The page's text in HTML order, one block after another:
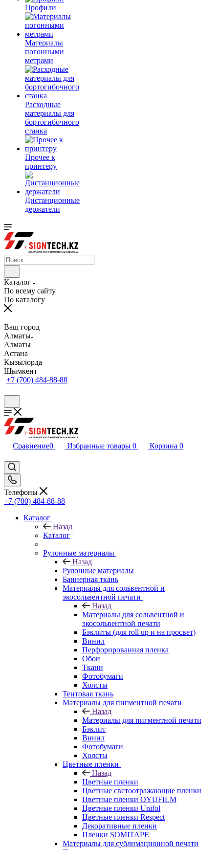
Профили
Материалы
погонными
метрами
Расходные
материалы для
бортогибочного
станка
Прочее к
принтеру
Дистанционные
держатели
Каталог
По всему сайту
По каталогу
Ваш город
Алматы
Алматы
Астана
Кызылорда
Шымкент
+7 (700) 484-88-88
Сравнение0 Избранные товары 0 Корзина 0
Телефоны
+7 (700) 484-88-88
Каталог
Назад
Каталог
Рулонные материалы
Назад
Рулонные материалы
Баннерная ткань
Материалы для сольвентной и
экосольвентной печати
Назад
Материалы для сольвентной и
экосольвентной печати
Бэклиты (для roll up и на просвет)
Винил
Перфорированная пленка
Обои
Ткани
Фотобумаги
Холсты
Тентовая ткань
Материалы для пигментной печати
Назад
Материалы для пигментной печати
Бэклит
Винил
Фотобумаги
Холсты
Цветные пленки
Назад
Цветные пленки
Цветные светоотражающие пленки
Цветные пленки OYUFILM
Цветные пленки Unifol
Цветные пленки Respect
Декоративные пленки
Пленки SOMITAPE
Материалы для сублимационной печати